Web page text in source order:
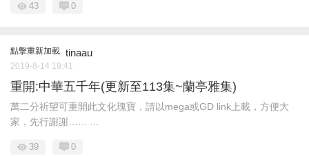
43 0
點擊重新加載 tinaau
2019-8-14 19:41
重開:中華五千年(更新至113集~蘭亭雅集)
萬二分祈望可重開此文化瑰寶，請以mega或GD link上載，方便大
家，先行謝謝…… ...
39 0